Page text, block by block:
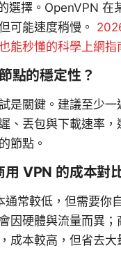
選擇。OpenVPN 在
可能速度稍慢。
能秒懂的科學上網指
點的穩定性？
是關鍵。建議至少一
、丟包與下載速率，
節點。
用 VPN 的成本對
通常較低，但需要你
因硬體與流量而異；
成本較高，但省去大